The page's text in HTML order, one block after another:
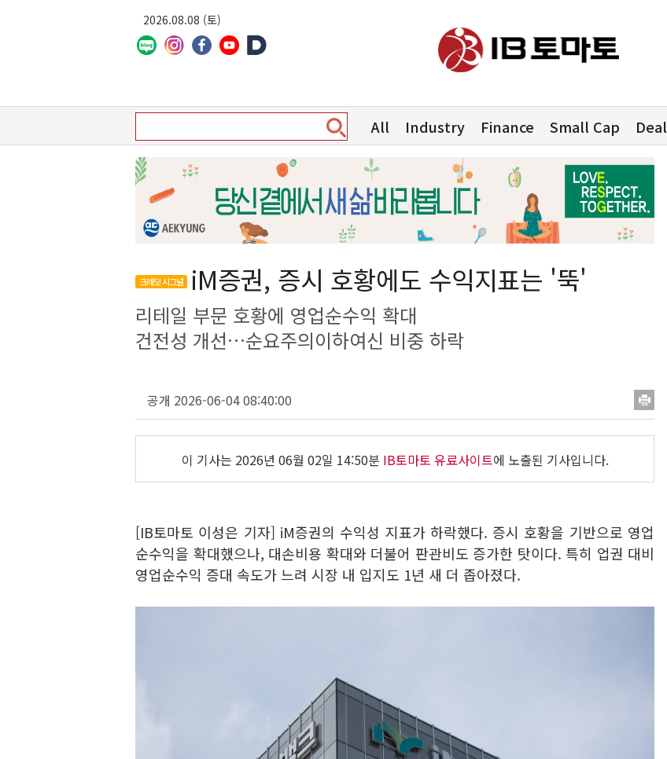
2026.08.08 (토)
All Industry Finance Small Cap Deal
크레딧 시그널 iM증권, 증시 호황에도 수익지표는 '뚝'
리테일 부문 호황에 영업순수익 확대
건전성 개선…순요주의이하여신 비중 하락
공개 2026-06-04 08:40:00
이 기사는 2026년 06월 02일 14:50분 IB토마토 유료사이트에 노출된 기사입니다.
[IB토마토 이성은 기자] iM증권의 수익성 지표가 하락했다. 증시 호황을 기반으로 영업
순수익을 확대했으나, 대손비용 확대와 더불어 판관비도 증가한 탓이다. 특히 업권 대비
영업순수익 증대 속도가 느려 시장 내 입지도 1년 새 더 좁아졌다.